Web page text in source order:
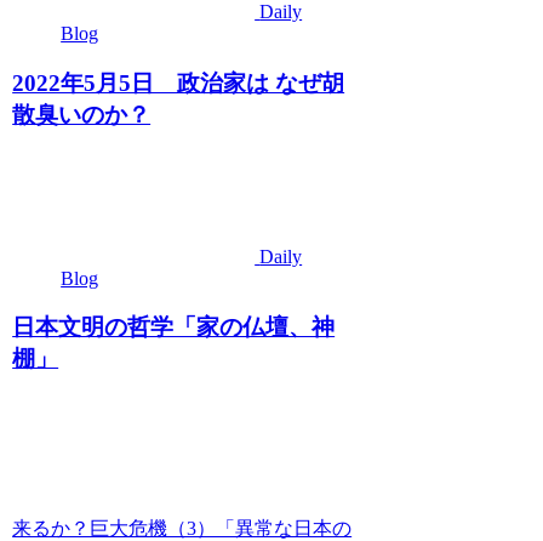
Daily
Blog
2022年5月5日 政治家は なぜ胡
散臭いのか？
Daily
Blog
日本文明の哲学「家の仏壇、神
棚」
来るか？巨大危機（3）「異常な日本の